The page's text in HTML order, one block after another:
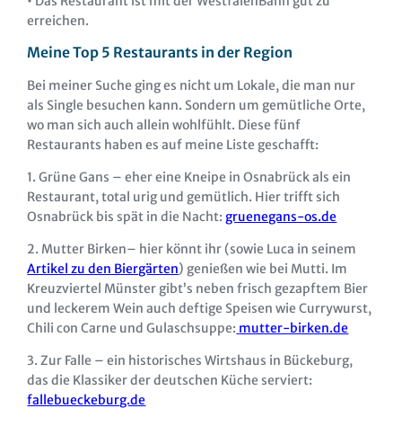
erreichen.
Meine Top 5 Restaurants in der Region
Bei meiner Suche ging es nicht um Lokale, die man nur
als Single besuchen kann. Sondern um gemütliche Orte,
wo man sich auch allein wohlfühlt. Diese fünf
Restaurants haben es auf meine Liste geschafft:
1. Grüne Gans – eher eine Kneipe in Osnabrück als ein
Restaurant, total urig und gemütlich. Hier trifft sich
Osnabrück bis spät in die Nacht:gruenegans-os.de
2. Mutter Birken– hier könnt ihr (sowie Luca in seinem
Artikel zu den Biergärten) genießen wie bei Mutti. Im
Kreuzviertel Münster gibt’s neben frisch gezapftem Bier
und leckerem Wein auch deftige Speisen wie Currywurst,
Chili con Carne und Gulaschsuppe: mutter-birken.de
3. Zur Falle – ein historisches Wirtshaus in Bückeburg,
das die Klassiker der deutschen Küche serviert:
fallebueckeburg.de